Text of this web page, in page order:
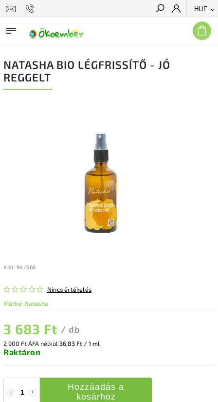
HUF
Keresés
NATASHA BIO LÉGFRISSÍTŐ - JÓ
REGGELT
Kód: 94/S66
Nincs értékelés
Márka: Natasha
3 683 Ft / db
2 900 Ft ÁFA nélkül 36,83 Ft / 1 ml
Raktáron
Hozzáadás a
kosárhoz